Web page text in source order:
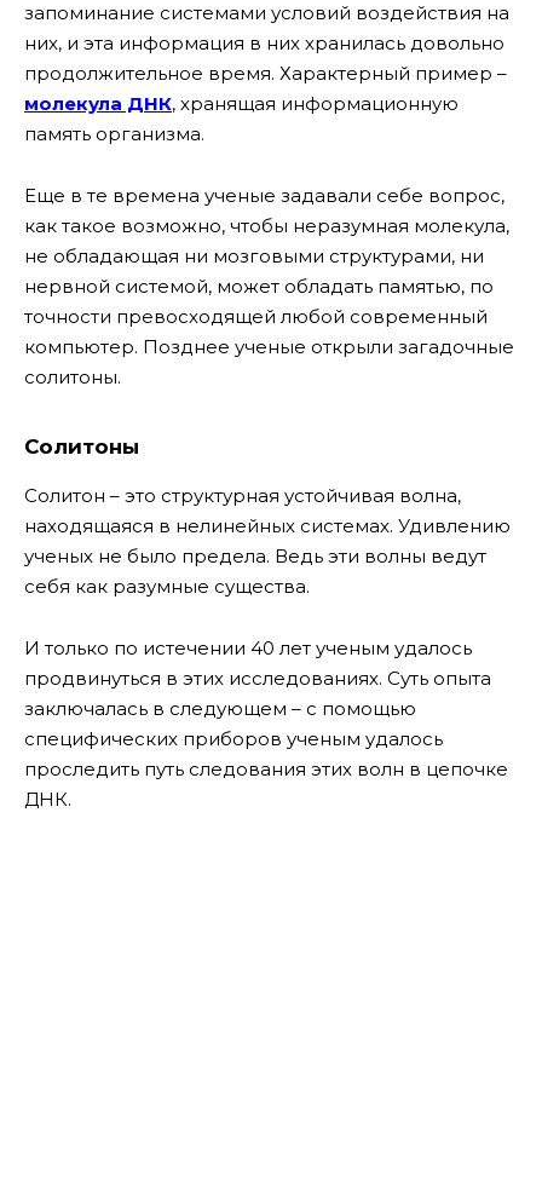
запоминание системами условий воздействия на
них, и эта информация в них хранилась довольно
продолжительное время. Характерный пример –
молекула ДНК, хранящая информационную
память организма.
Еще в те времена ученые задавали себе вопрос,
как такое возможно, чтобы неразумная молекула,
не обладающая ни мозговыми структурами, ни
нервной системой, может обладать памятью, по
точности превосходящей любой современный
компьютер. Позднее ученые открыли загадочные
солитоны.
Солитоны
Солитон – это структурная устойчивая волна,
находящаяся в нелинейных системах. Удивлению
ученых не было предела. Ведь эти волны ведут
себя как разумные существа.
И только по истечении 40 лет ученым удалось
продвинуться в этих исследованиях. Суть опыта
заключалась в следующем – с помощью
специфических приборов ученым удалось
проследить путь следования этих волн в цепочке
ДНК.